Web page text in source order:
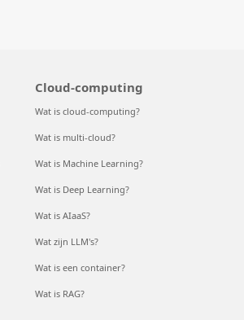
Cloud-computing
Wat is cloud-computing?
Wat is multi-cloud?
Wat is Machine Learning?
Wat is Deep Learning?
Wat is AIaaS?
Wat zijn LLM's?
Wat is een container?
Wat is RAG?